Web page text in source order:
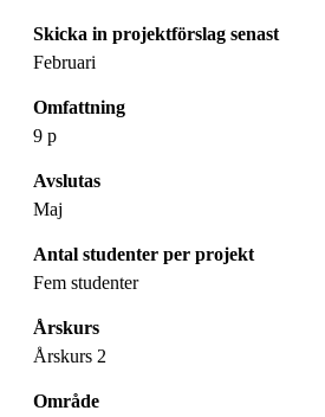
Skicka in projektförslag senast
Februari
Omfattning
9 p
Avslutas
Maj
Antal studenter per projekt
Fem studenter
Årskurs
Årskurs 2
Område